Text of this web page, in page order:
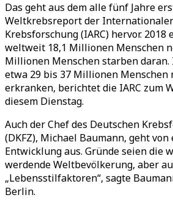
Das geht aus dem alle fünf Jahre
Weltkrebsreport der
Krebsforschung (IARC) hervor.
weltweit 18,1 Millionen Menschen
Millionen Menschen starben daran.
etwa 29 bis 37 Millionen Menschen
erkranken, berichtet die IARC zum
diesem Dienstag.
Auch der Chef des Deutschen
(DKFZ), Michael Baumann, geht
Entwicklung aus. Gründe seien die
werdende Weltbevölkerung, aber
„Lebensstilfaktoren“, sagte
Berlin.